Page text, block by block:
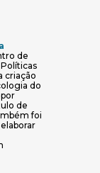
de
criação
do
de
foi